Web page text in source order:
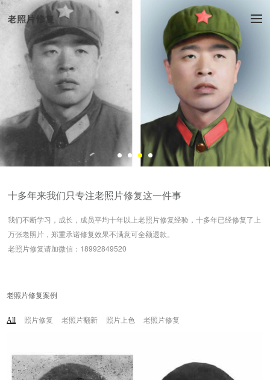
十多年来我们只专注老照片修复这一件事
我们不断学习，成长，成员平均十年以上老照片修复经验，十多年已经修复了上
万张老照片，郑重承诺修复效果不满意可全额退款。
老照片修复请加微信：18992849520
老照片修复案例
All 照片修复 老照片翻新 照片上色 老照片修复